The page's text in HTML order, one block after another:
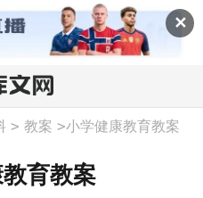
✕
> 教案 >小学健康教育教案
育教案